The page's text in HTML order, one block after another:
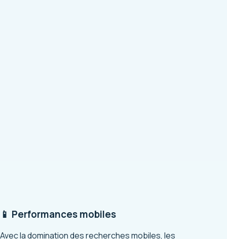
📱 Performances mobiles
Avec la domination des recherches mobiles, les